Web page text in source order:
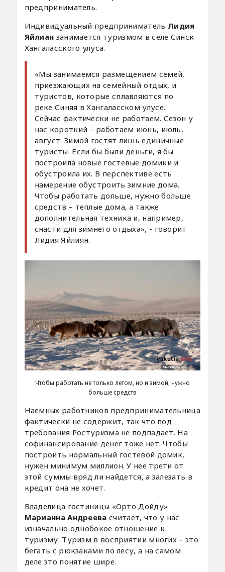
предприниматель.
Индивидуальный предприниматель Лидия
Яйлиан занимается туризмом в селе Синск
Хангаласского улуса.
«Мы занимаемся размещением семей,
приезжающих на семейный отдых, и
туристов, которые сплавляются по
реке Синяя в Хангаласском улусе.
Сейчас фактически не работаем. Сезон у
нас короткий – работаем июнь, июль,
август. Зимой гостят лишь единичные
туристы. Если бы были деньги, я бы
построила новые гостевые домики и
обустроила их. В перспективе есть
намерение обустроить зимние дома.
Чтобы работать дольше, нужно больше
средств – теплые дома, а также
дополнительная техника и, например,
снасти для зимнего отдыха», - говорит
Лидия Яйлиян.
Чтобы работать не только летом, но и зимой, нужно
больше средств
Наемных работников предпринимательница
фактически не содержит, так что под
требования Ростуризма не подпадает. На
софинансирование денег тоже нет. Чтобы
построить нормальный гостевой домик,
нужен минимум миллион. У нее трети от
этой суммы вряд ли найдется, а залезать в
кредит она не хочет.
Владелица гостиницы «Орто Дойду»
Марианна Андреева считает, что у нас
изначально однобокое отношение к
туризму. Туризм в восприятии многих – это
бегать с рюкзаками по лесу, а на самом
деле это понятие шире.